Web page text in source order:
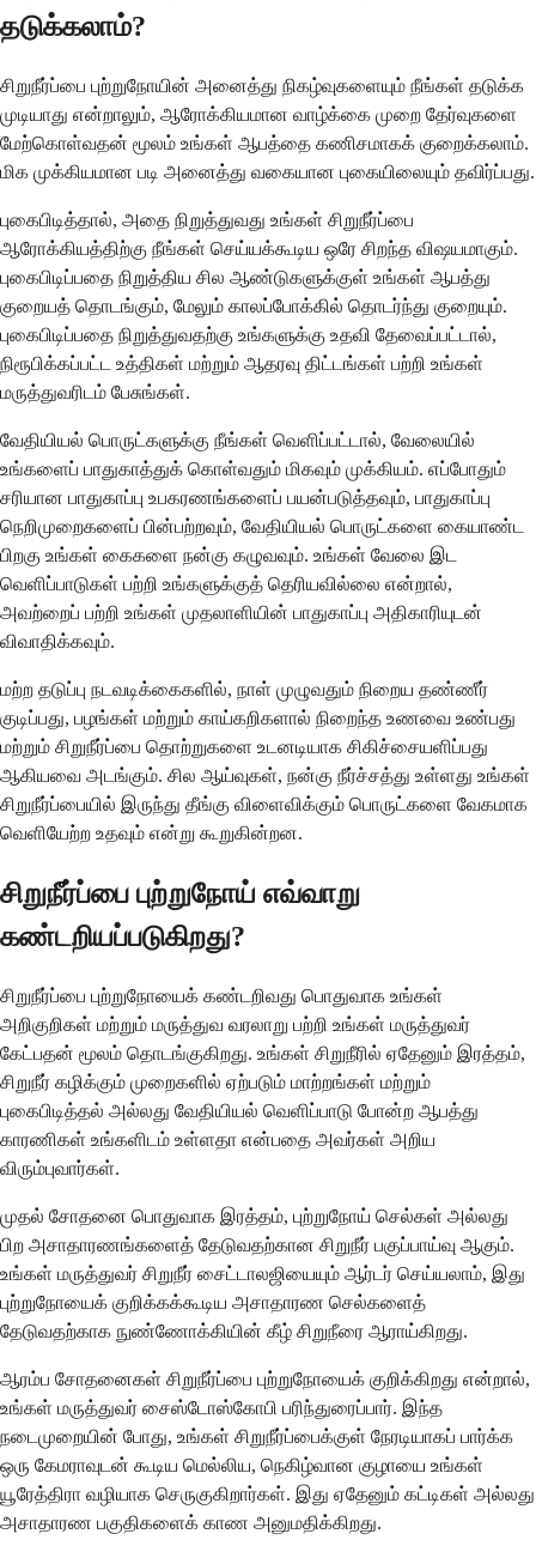
தடுக்கலாம்?
சிறுநீர்ப்பை புற்றுநோயின் அனைத்து நிகழ்வுகளையும் நீங்கள் தடுக்க
முடியாது என்றாலும், ஆரோக்கியமான வாழ்க்கை முறை தேர்வுகளை
மேற்கொள்வதன் மூலம் உங்கள் ஆபத்தை கணிசமாகக் குறைக்கலாம்.
மிக முக்கியமான படி அனைத்து வகையான புகையிலையும் தவிர்ப்பது.
புகைபிடித்தால், அதை நிறுத்துவது உங்கள் சிறுநீர்ப்பை
ஆரோக்கியத்திற்கு நீங்கள் செய்யக்கூடிய ஒரே சிறந்த விஷயமாகும்.
புகைபிடிப்பதை நிறுத்திய சில ஆண்டுகளுக்குள் உங்கள் ஆபத்து
குறையத் தொடங்கும், மேலும் காலப்போக்கில் தொடர்ந்து குறையும்.
புகைபிடிப்பதை நிறுத்துவதற்கு உங்களுக்கு உதவி தேவைப்பட்டால்,
நிரூபிக்கப்பட்ட உத்திகள் மற்றும் ஆதரவு திட்டங்கள் பற்றி உங்கள்
மருத்துவரிடம் பேசுங்கள்.
வேதியியல் பொருட்களுக்கு நீங்கள் வெளிப்பட்டால், வேலையில்
உங்களைப் பாதுகாத்துக் கொள்வதும் மிகவும் முக்கியம். எப்போதும்
சரியான பாதுகாப்பு உபகரணங்களைப் பயன்படுத்தவும், பாதுகாப்பு
நெறிமுறைகளைப் பின்பற்றவும், வேதியியல் பொருட்களை கையாண்ட
பிறகு உங்கள் கைகளை நன்கு கழுவவும். உங்கள் வேலை இட
வெளிப்பாடுகள் பற்றி உங்களுக்குத் தெரியவில்லை என்றால்,
அவற்றைப் பற்றி உங்கள் முதலாளியின் பாதுகாப்பு அதிகாரியுடன்
விவாதிக்கவும்.
மற்ற தடுப்பு நடவடிக்கைகளில், நாள் முழுவதும் நிறைய தண்ணீர்
குடிப்பது, பழங்கள் மற்றும் காய்கறிகளால் நிறைந்த உணவை உண்பது
மற்றும் சிறுநீர்ப்பை தொற்றுகளை உடனடியாக சிகிச்சையளிப்பது
ஆகியவை அடங்கும். சில ஆய்வுகள், நன்கு நீர்ச்சத்து உள்ளது உங்கள்
சிறுநீர்ப்பையில் இருந்து தீங்கு விளைவிக்கும் பொருட்களை வேகமாக
வெளியேற்ற உதவும் என்று கூறுகின்றன.
சிறுநீர்ப்பை புற்றுநோய் எவ்வாறு
கண்டறியப்படுகிறது?
சிறுநீர்ப்பை புற்றுநோயைக் கண்டறிவது பொதுவாக உங்கள்
அறிகுறிகள் மற்றும் மருத்துவ வரலாறு பற்றி உங்கள் மருத்துவர்
கேட்பதன் மூலம் தொடங்குகிறது. உங்கள் சிறுநீரில் ஏதேனும் இரத்தம்,
சிறுநீர் கழிக்கும் முறைகளில் ஏற்படும் மாற்றங்கள் மற்றும்
புகைபிடித்தல் அல்லது வேதியியல் வெளிப்பாடு போன்ற ஆபத்து
காரணிகள் உங்களிடம் உள்ளதா என்பதை அவர்கள் அறிய
விரும்புவார்கள்.
முதல் சோதனை பொதுவாக இரத்தம், புற்றுநோய் செல்கள் அல்லது
பிற அசாதாரணங்களைத் தேடுவதற்கான சிறுநீர் பகுப்பாய்வு ஆகும்.
உங்கள் மருத்துவர் சிறுநீர் சைட்டாலஜியையும் ஆர்டர் செய்யலாம், இது
புற்றுநோயைக் குறிக்கக்கூடிய அசாதாரண செல்களைத்
தேடுவதற்காக நுண்ணோக்கியின் கீழ் சிறுநீரை ஆராய்கிறது.
ஆரம்ப சோதனைகள் சிறுநீர்ப்பை புற்றுநோயைக் குறிக்கிறது என்றால்,
உங்கள் மருத்துவர் சைஸ்டோஸ்கோபி பரிந்துரைப்பார். இந்த
நடைமுறையின் போது, உங்கள் சிறுநீர்ப்பைக்குள் நேரடியாகப் பார்க்க
ஒரு கேமராவுடன் கூடிய மெல்லிய, நெகிழ்வான குழாயை உங்கள்
யூரேத்திரா வழியாக செருகுகிறார்கள். இது ஏதேனும் கட்டிகள் அல்லது
அசாதாரண பகுதிகளைக் காண அனுமதிக்கிறது.